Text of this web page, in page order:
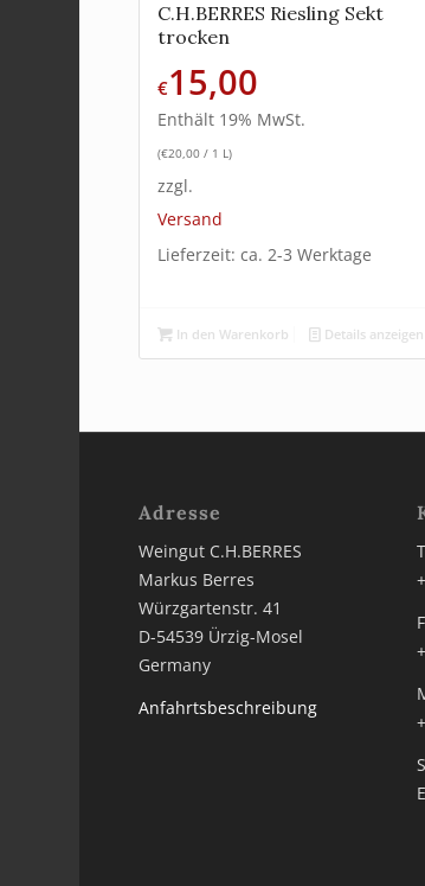
C.H.BERRES Riesling Sekt
trocken
€15,00
Enthält 19% MwSt.
(€20,00 / 1 L)
zzgl.
Versand
Lieferzeit: ca. 2-3 Werktage
In den Warenkorb Details anzeigen
Adresse
Weingut C.H.BERRES
Markus Berres
Würzgartenstr. 41
D-54539 Ürzig-Mosel
Germany
Anfahrtsbeschreibung